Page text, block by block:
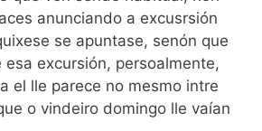
anunciando a excusrsión
se apuntase, senón que
esa excursión, persoalmente,
el lle parece no mesmo intre
o vindeiro domingo lle vaían